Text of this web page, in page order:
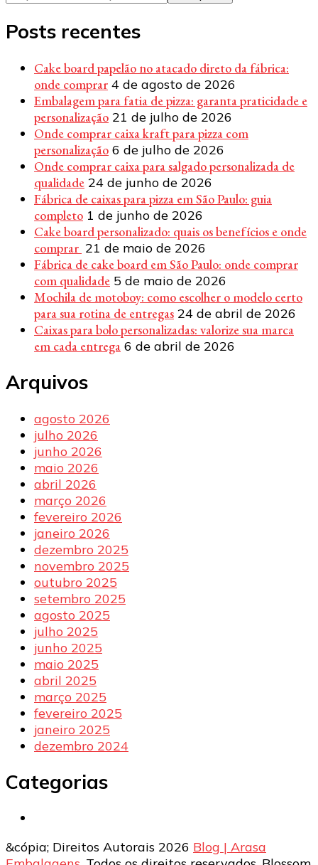
Posts recentes
Cake board papelão no atacado direto da fábrica:
onde comprar 4 de agosto de 2026
Embalagem para fatia de pizza: garanta praticidade e
personalização 21 de julho de 2026
Onde comprar caixa kraft para pizza com
personalização 6 de julho de 2026
Onde comprar caixa para salgado personalizada de
qualidade 24 de junho de 2026
Fábrica de caixas para pizza em São Paulo: guia
completo 1 de junho de 2026
Cake board personalizado: quais os benefícios e onde
comprar 21 de maio de 2026
Fábrica de cake board em São Paulo: onde comprar
com qualidade 5 de maio de 2026
Mochila de motoboy: como escolher o modelo certo
para sua rotina de entregas 24 de abril de 2026
Caixas para bolo personalizadas: valorize sua marca
em cada entrega 6 de abril de 2026
Arquivos
agosto 2026
julho 2026
junho 2026
maio 2026
abril 2026
março 2026
fevereiro 2026
janeiro 2026
dezembro 2025
novembro 2025
outubro 2025
setembro 2025
agosto 2025
julho 2025
junho 2025
maio 2025
abril 2025
março 2025
fevereiro 2025
janeiro 2025
dezembro 2024
Categorias
&cópia; Direitos Autorais 2026 Blog | Arasa